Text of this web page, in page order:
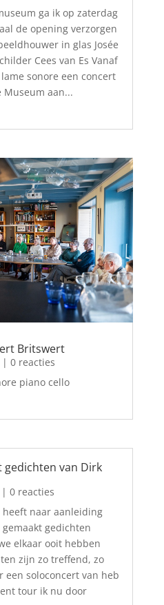
ga ik op zaterdag
de opening verzorgen
in glas Josée
Cees van Es Vanaf
sonore een concert
aan...
Britswert
| 0 reacties
piano cello
van Dirk
| 0 reacties
heeft naar aanleiding
gedichten
elkaar ooit hebben
zijn zo treffend, zo
een soloconcert van heb
tour ik nu door